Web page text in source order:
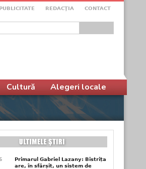
PUBLICITATE REDACŢIA CONTACT
de căutare
Cultură Alegeri locale
Primarul Gabriel Lazany: Bistrița
are, în sfârșit, un sistem de